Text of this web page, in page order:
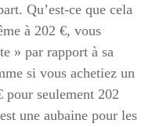
Qu’est-ce que cela
à 202 €, vous
» par rapport à sa
si vous achetiez un
pour seulement 202
une aubaine pour les